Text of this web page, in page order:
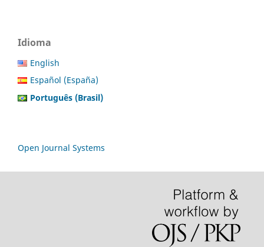
Idioma
English
Español (España)
Português (Brasil)
Open Journal Systems